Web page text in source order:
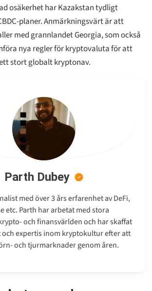
osäkerhet har Kazakstan tydligt
planer. Anmärkningsvärt är att
med grannlandet Georgia, som också
nya regler för kryptovaluta för att
stort globalt kryptonav.
Parth Dubey
med över 3 års erfarenhet av DeFi,
etc. Parth har arbetat med stora
och finansvärlden och har skaffat
expertis inom kryptokultur efter att
och tjurmarknader genom åren.